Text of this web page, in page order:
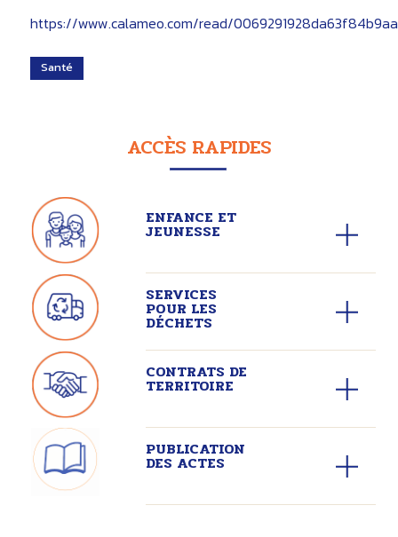
https://www.calameo.com/read/0069291928da63f84b9aa
Santé
ACCÈS RAPIDES
ENFANCE ET
JEUNESSE
SERVICES
POUR LES
DÉCHETS
CONTRATS DE
TERRITOIRE
PUBLICATION
DES ACTES